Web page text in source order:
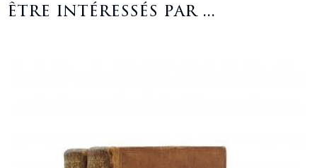
être intéressés par ...